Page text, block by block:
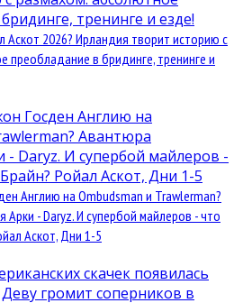
Аскот 2026? Ирландия творит историю с
преобладание в бридинге, тренинге и
Англию на Ombudsman и Trawlerman?
- Daryz. И супербой майлеров - что
Аскот, Дни 1-5